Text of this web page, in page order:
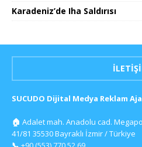
Karadeniz’de Iha Saldırısı
SUCUDO Dijital Medya Reklam
🏠 Adalet mah. Anadolu cad.
41/81 35530 Bayraklı İzmir / Türkiye